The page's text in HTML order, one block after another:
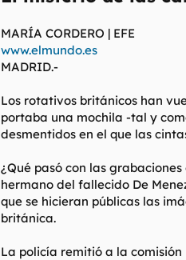
MARÍA CORDERO | EFE
www.elmundo.es
MADRID.-
Los rotativos británicos han
portaba una mochila -tal y
desmentidos en el que las
¿Qué pasó con las
hermano del fallecido De
que se hicieran públicas las
británica.
La policía remitió a la